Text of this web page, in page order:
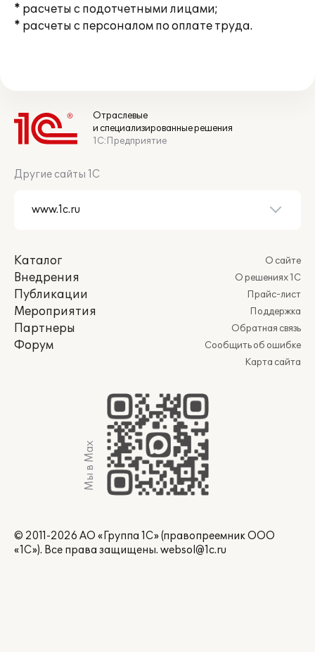
* расчеты с подотчетными лицами;
* расчеты с персоналом по оплате труда.
Отраслевые
и специализированные решения
1С:Предприятие
Другие сайты 1С
Каталог
Внедрения
Публикации
Мероприятия
Партнеры
Форум
О сайте
О решениях 1С
Прайс-лист
Поддержка
Обратная связь
Сообщить об ошибке
Карта сайта
Мы в Max
© 2011-2026 АО «Группа 1С» (правопреемник ООО
«1С»). Все права защищены. websol@1c.ru